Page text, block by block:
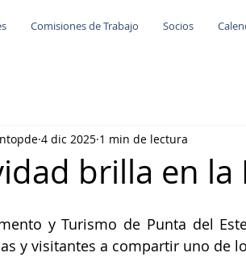
Comisiones de Trabajo Socios
brilla en la
4 dic 2025 1 min de lectura
y Turismo de Punta del
y visitantes a compartir uno de